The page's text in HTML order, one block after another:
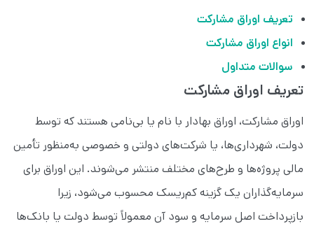
تعریف اوراق مشارکت
انواع اوراق مشارکت
سوالات متداول
تعریف اوراق مشارکت
اوراق مشارکت، اوراق بهادار با نام یا بی‌نامی هستند که توسط
دولت، شهرداری‌ها، یا شرکت‌های دولتی و خصوصی به‌منظور تأمین
مالی پروژه‌ها و طرح‌های مختلف منتشر می‌شوند. این اوراق برای
سرمایه‌گذاران یک گزینه کم‌ریسک محسوب می‌شود، زیرا
بازپرداخت اصل سرمایه و سود آن معمولاً توسط دولت یا بانک‌ها